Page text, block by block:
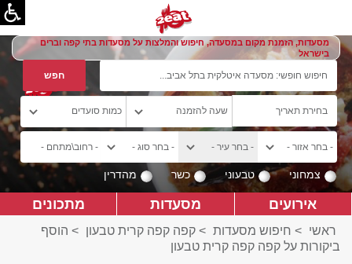
מסעדות, הזמנת מקום במסעדה, חיפוש והמלצות על מסעדות בתי קפה וברים
בישראל
צמחוני טבעוני כשר מהדרין
אירועים מסעדות מתכונים
ראשי > חיפוש מסעדות > קפה קפה קרית טבעון > הוסף
ביקורות על קפה קפה קרית טבעון